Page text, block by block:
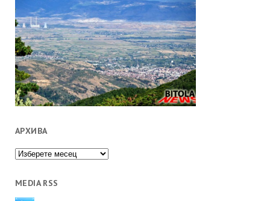
АРХИВА
Архива
MEDIA RSS